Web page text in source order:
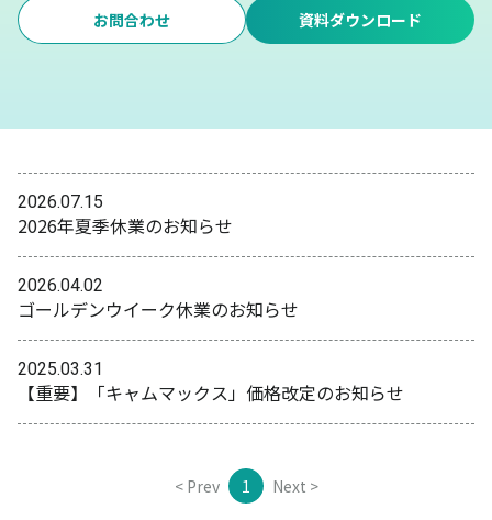
お問合わせ 資料ダウンロード
2026.07.15
2026年夏季休業のお知らせ
2026.04.02
ゴールデンウイーク休業のお知らせ
2025.03.31
【重要】「キャムマックス」価格改定のお知らせ
< Prev 1 Next >